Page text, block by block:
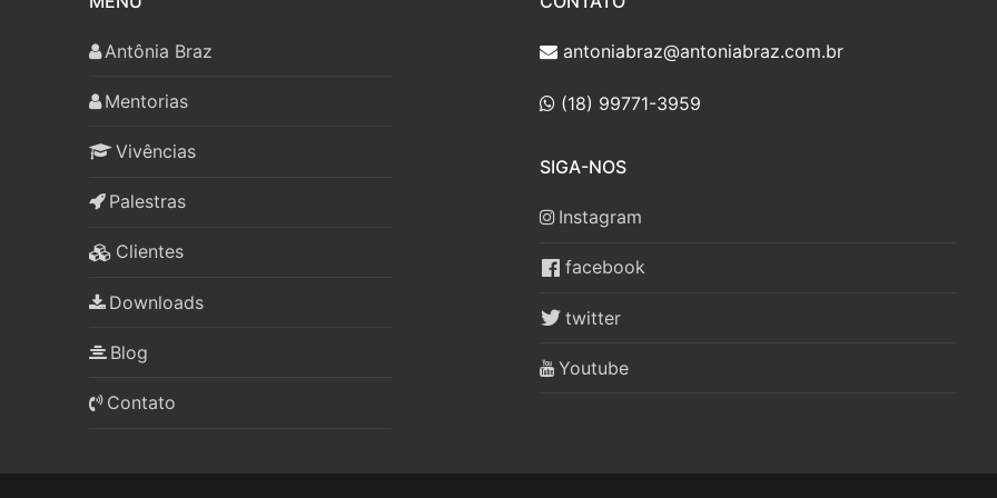
Antônia Braz
Mentorias
Vivências
Palestras
Clientes
Downloads
Blog
Contato
antoniabraz@antoniabraz.com.br
(18) 99771-3959
SIGA-NOS
Instagram
facebook
twitter
Youtube